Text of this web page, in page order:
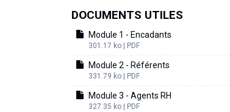
DOCUMENTS UTILES
Module 1 - Encadants
301.17 ko | PDF
Module 2 - Référents
331.79 ko | PDF
Module 3 - Agents RH
327.35 ko | PDF